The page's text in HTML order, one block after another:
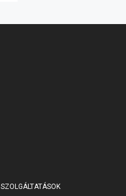
SZOLGÁLTATÁSOK